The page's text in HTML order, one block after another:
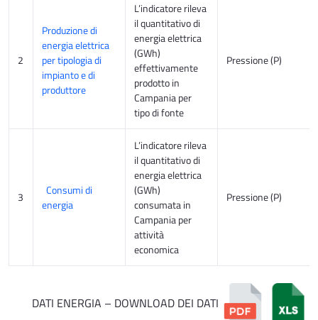
2
Produzione di
energia elettrica
per tipologia di
impianto e di
produttore
L’indicatore rileva
il quantitativo di
energia elettrica
(GWh)
effettivamente
prodotto in
Campania per
tipo di fonte
Pressione (P)
3
Consumi di
energia
L’indicatore rileva
il quantitativo di
energia elettrica
(GWh)
consumata in
Campania per
attività
economica
Pressione (P)
DATI ENERGIA – DOWNLOAD DEI DATI